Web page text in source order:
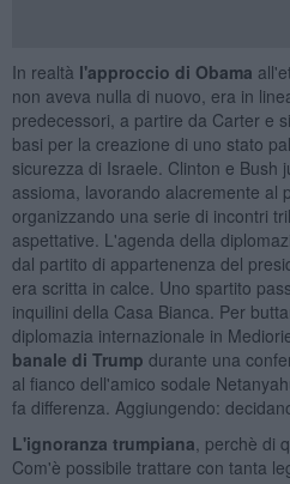
In realtà l'approccio di Obama
non aveva nulla di nuovo, era in
predecessori, a partire da Carter e
basi per la creazione di uno stato
sicurezza di Israele. Clinton e Bush
assioma, lavorando alacremente al
organizzando una serie di incontri
aspettative. L'agenda della
dal partito di appartenenza del
era scritta in calce. Uno spartito
inquilini della Casa Bianca. Per
diplomazia internazionale in
banale di Trump durante una
al fianco dell'amico sodale
fa differenza. Aggiungendo:
L'ignoranza trumpiana , perchè di
Com'è possibile trattare con tanta